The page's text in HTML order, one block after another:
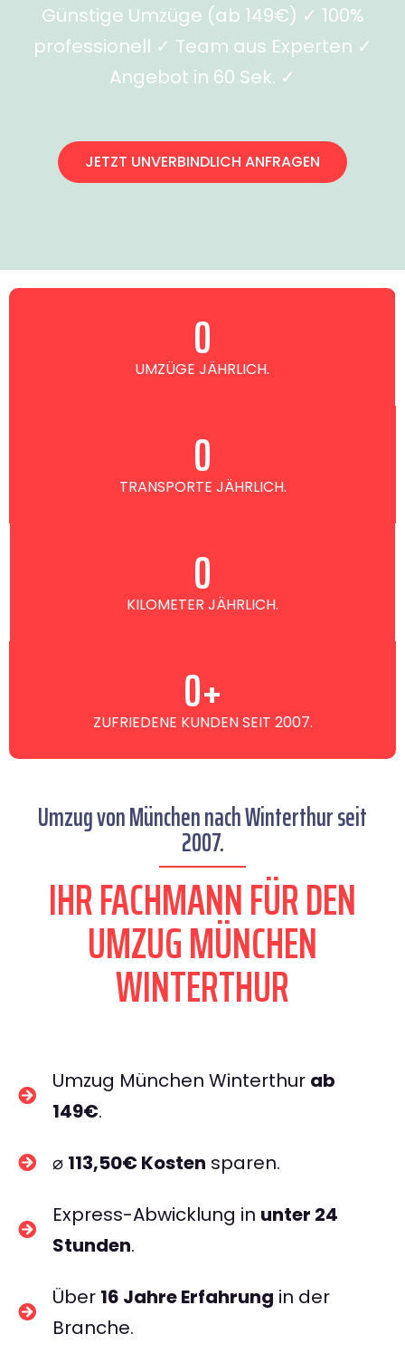
Günstige Umzüge (ab 149€) ✓ 100%
professionell ✓ Team aus Experten ✓
Angebot in 60 Sek. ✓
JETZT UNVERBINDLICH ANFRAGEN
UMZÜGE JÄHRLICH.
0
TRANSPORTE JÄHRLICH.
0
KILOMETER JÄHRLICH.
0
ZUFRIEDENE KUNDEN SEIT 2007.
0+
Umzug von München nach Winterthur seit
2007.
IHR FACHMANN FÜR DEN
UMZUG MÜNCHEN
WINTERTHUR
Umzug München Winterthur ab
149€.
⌀ 113,50€ Kosten sparen.
Express-Abwicklung in unter 24
Stunden.
Über 16 Jahre Erfahrung in der
Branche.